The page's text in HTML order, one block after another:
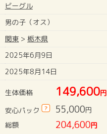
ビーグル
男の子（オス）
関東 > 栃木県
2025年6月9日
2025年8月14日
生体価格 149,600円
安心パック
? 55,000円
総額
204,600円